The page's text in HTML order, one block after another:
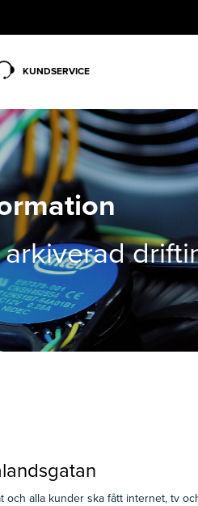
KUNDSERVICE
och alla kunder ska fått internet, tv